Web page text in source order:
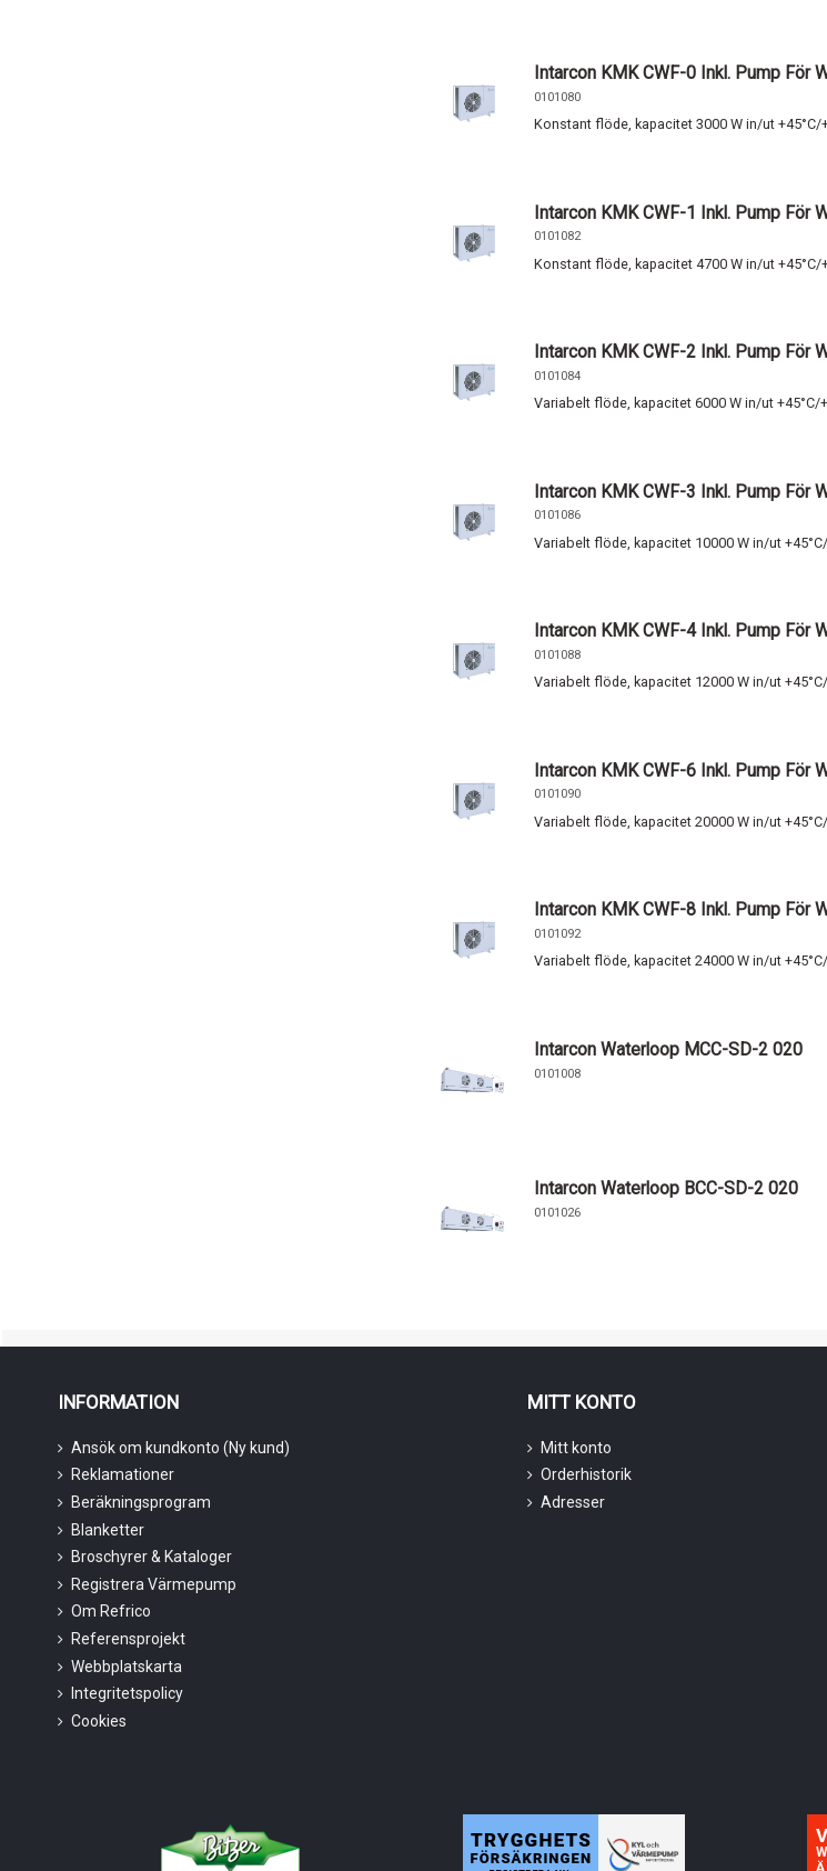
Intarcon KMK CWF-0 Inkl. Pump För
0101080
Konstant flöde, kapacitet 3000 W in/ut +45°C/
Intarcon KMK CWF-1 Inkl. Pump För
0101082
Konstant flöde, kapacitet 4700 W in/ut +45°C/
Intarcon KMK CWF-2 Inkl. Pump För
0101084
Variabelt flöde, kapacitet 6000 W in/ut +45°C/
Intarcon KMK CWF-3 Inkl. Pump För
0101086
Variabelt flöde, kapacitet 10000 W in/ut +45°C/
Intarcon KMK CWF-4 Inkl. Pump För
0101088
Variabelt flöde, kapacitet 12000 W in/ut
Intarcon KMK CWF-6 Inkl. Pump För
0101090
Variabelt flöde, kapacitet 20000 W in/ut +45°C/
Intarcon KMK CWF-8 Inkl. Pump För
0101092
Variabelt flöde, kapacitet 24000 W in/ut
Intarcon Waterloop MCC-SD-2 020
0101008
Intarcon Waterloop BCC-SD-2 020
0101026
INFORMATION
Ansök om kundkonto (Ny kund)
Reklamationer
Beräkningsprogram
Blanketter
Broschyrer & Kataloger
Registrera Värmepump
Om Refrico
Referensprojekt
Webbplatskarta
Integritetspolicy
Cookies
MITT KONTO
Mitt konto
Orderhistorik
Adresser